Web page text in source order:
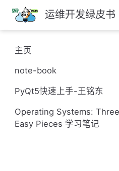
跳
至
主
要
內
运维开发绿皮书
主页
note-book
PyQt5快速上手-王铭东
Operating Systems: Three
Easy Pieces 学习笔记